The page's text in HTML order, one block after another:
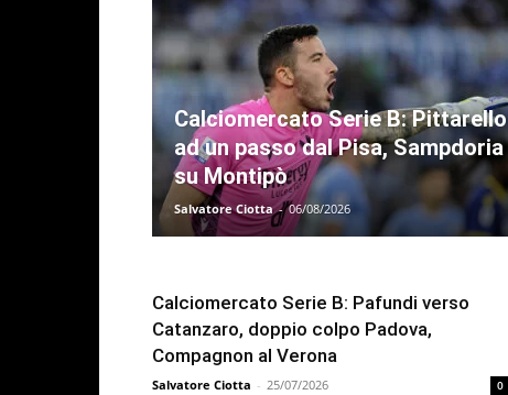
Calciomercato Serie B: Pittarello
ad un passo dal Pisa, Sampdoria
su Montipò
Salvatore Ciotta - 06/08/2026
Calciomercato Serie B: Pafundi verso
Catanzaro, doppio colpo Padova,
Compagnon al Verona
Salvatore Ciotta - 25/07/2026 0